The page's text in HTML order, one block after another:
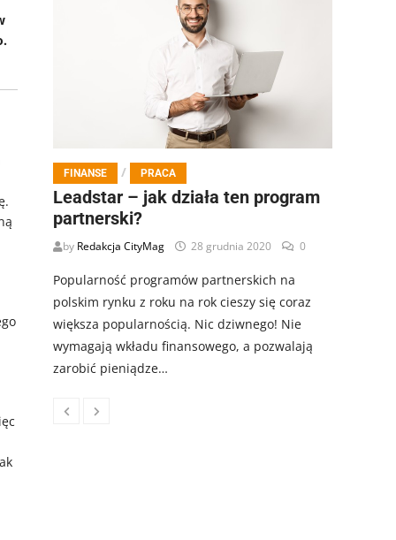
FINANSE / PRACA
Leadstar – jak działa ten program
partnerski?
by Redakcja CityMag 28 grudnia 2020 0
Popularność programów partnerskich na
polskim rynku z roku na rok cieszy się coraz
większa popularnością. Nic dziwnego! Nie
wymagają wkładu finansowego, a pozwalają
zarobić pieniądze…